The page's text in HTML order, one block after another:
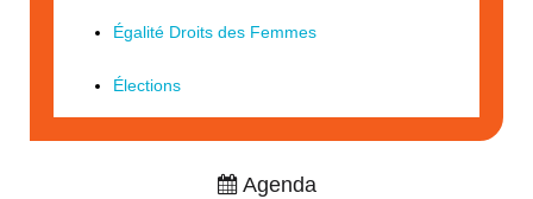
Égalité Droits des Femmes
Élections
Agenda